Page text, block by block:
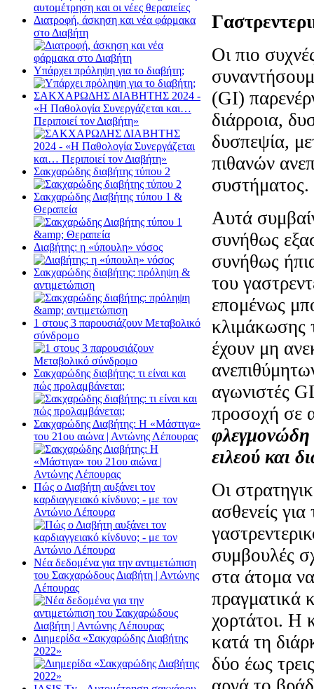
Οι πιο
(GI)
διάρροια,
δυσπεψία,
πιθανών
συστήματος.
Αυτά
συνήθως
συνήθως
του
επομένως
κλιμάκωσης
έχουν μη
αγωνιστές
προσοχή σε
φλεγμονώδη
ειλεού και
Οι
ασθενείς
συμβουλές
στα άτομα
πραγματικά
χορτάτοι. Η
κατά τη
δύο έως
Διατροφή, άσκηση και νέα φάρμακα
στο Διαβήτη
Υπάρχει πρόληψη για το διαβήτη;
ΣΑΚΧΑΡΩΔΗΣ ΔΙΑΒΗΤΗΣ 2024 -
«Η Παθολογία Συνεργάζεται και…
Περιποιεί τον Διαβήτη»
Σακχαρώδης διαβήτης τύπου 2
Σακχαρώδης Διαβήτης τύπου 1 &
Θεραπεία
Διαβήτης: η «ύπουλη» νόσος
Σακχαρώδης διαβήτης: πρόληψη &
αντιμετώπιση
1 στους 3 παρουσιάζουν Μεταβολικό
σύνδρομο
Σακχαρώδης διαβήτης: τι είναι και
πώς προλαμβάνεται;
Σακχαρώδης Διαβήτης: Η «Μάστιγα»
του 21ου αιώνα | Αντώνης Λέπουρας
Πώς ο Διαβήτη αυξάνει τον
καρδιαγγειακό κίνδυνο; - με τον
Αντώνιο Λέπουρα
Νέα δεδομένα για την αντιμετώπιση
του Σακχαρώδους Διαβήτη | Αντώνης
Λέπουρας
Διημερίδα «Σακχαρώδης Διαβήτης
2022»